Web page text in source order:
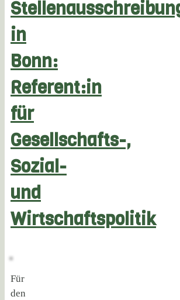
in
Bonn:
Referent:in
für
Gesellschafts-,
Sozial-
und
Wirtschaftspolitik
Für
den